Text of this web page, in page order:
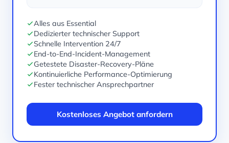
Alles aus Essential
Dedizierter technischer Support
Schnelle Intervention 24/7
End-to-End-Incident-Management
Getestete Disaster-Recovery-Pläne
Kontinuierliche Performance-Optimierung
Fester technischer Ansprechpartner
Kostenloses Angebot anfordern